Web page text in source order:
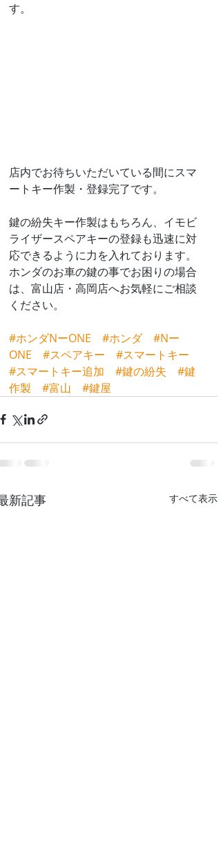
す。
店内でお待ちいただいている間にスマ
ートキー作製・登録完了です。
鍵の紛失キー作製はもちろん、イモビ
ライザースペアキーの登録も迅速に対
応できるように力を入れております。
ホンダのお車の鍵の事でお困りの場合
は、富山店・高岡店へお気軽にご相談
ください。
#ホンダNーONE #ホンダ
#Nー
ONE
#スペアキー
#スマートキー
#スマートキー追加
#鍵の紛失
#鍵
作製
#富山 #鍵屋
新記事 すべて表示